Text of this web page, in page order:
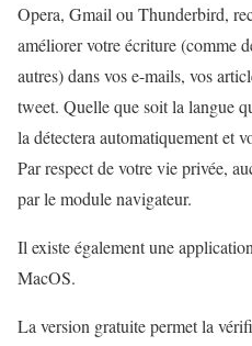
Opera, Gmail ou Thunderbird,
améliorer votre écriture (comme
autres) dans vos e-mails, vos
tweet. Quelle que soit la langue
la détectera automatiquement et
Par respect de votre vie privée,
par le module navigateur.
Il existe également une
MacOS.
La version gratuite permet la